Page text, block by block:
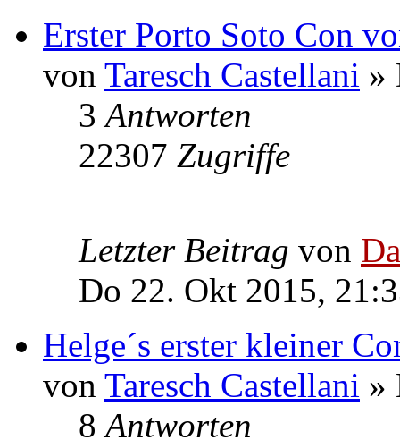
Erster Porto Soto Con
von Taresch Castellani »
3Antworten
22307 Zugriffe
Letzter Beitrag von
Do 22. Okt 2015,
Helge´s erster kleiner
von Taresch Castellani »
8Antworten